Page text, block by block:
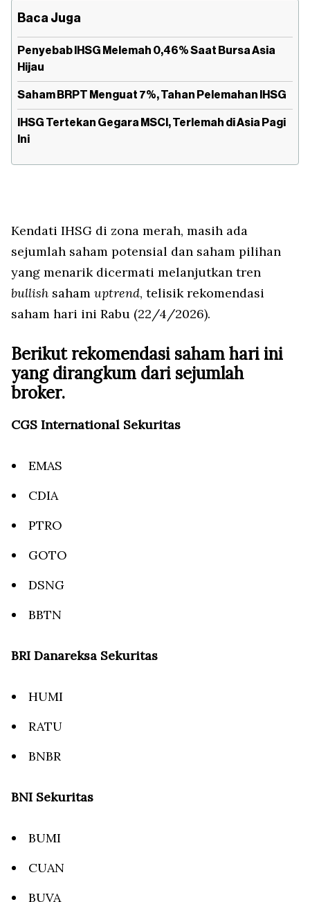
Baca Juga
Penyebab IHSG Melemah 0,46% Saat Bursa Asia
Hijau
Saham BRPT Menguat 7%, Tahan Pelemahan IHSG
IHSG Tertekan Gegara MSCI, Terlemah di Asia Pagi
Ini
Kendati IHSG di zona merah, masih ada
sejumlah saham potensial dan saham pilihan
yang menarik dicermati melanjutkan tren
bullish saham uptrend, telisik rekomendasi
saham hari ini Rabu (22/4/2026).
Berikut rekomendasi saham hari ini
yang dirangkum dari sejumlah
broker.
CGS International Sekuritas
EMAS
CDIA
PTRO
GOTO
DSNG
BBTN
BRI Danareksa Sekuritas
HUMI
RATU
BNBR
BNI Sekuritas
BUMI
CUAN
BUVA